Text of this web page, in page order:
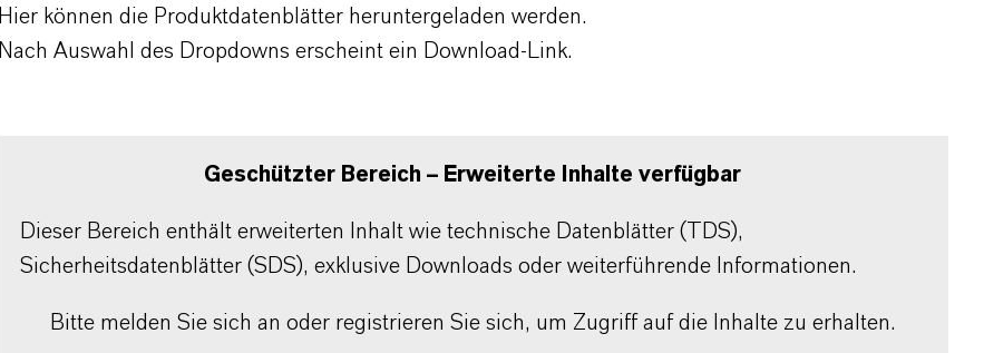
Hier können die Produktdatenblätter heruntergeladen werden.
Nach Auswahl des Dropdowns erscheint ein Download-Link.
Geschützter Bereich – Erweiterte Inhalte verfügbar
Dieser Bereich enthält erweiterten Inhalt wie technische Datenblätter (TDS),
Sicherheitsdatenblätter (SDS), exklusive Downloads oder weiterführende Informationen.
Bitte melden Sie sich an oder registrieren Sie sich, um Zugriff auf die Inhalte zu erhalten.